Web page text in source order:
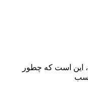
این است که چطور